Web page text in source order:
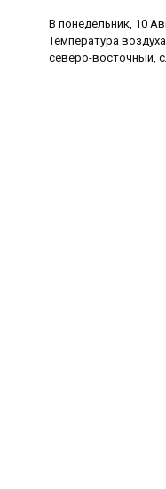
В понедельник, 10
Температура
северо-восточный,